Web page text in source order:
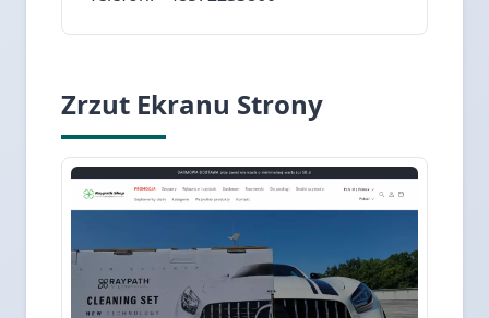
Zrzut Ekranu Strony